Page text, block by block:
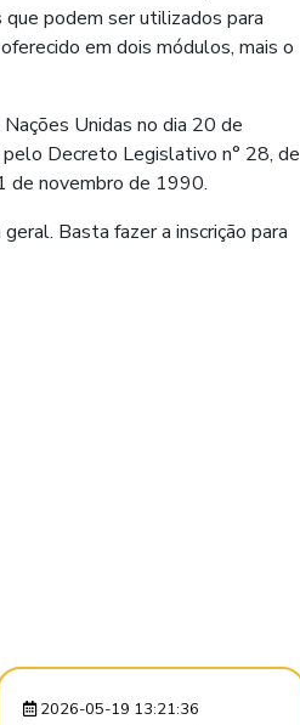
podem ser utilizados para
em dois módulos, mais o
Unidas no dia 20 de
Decreto Legislativo n° 28, de
de novembro de 1990.
Basta fazer a inscrição para
2026-05-19 13:21:36